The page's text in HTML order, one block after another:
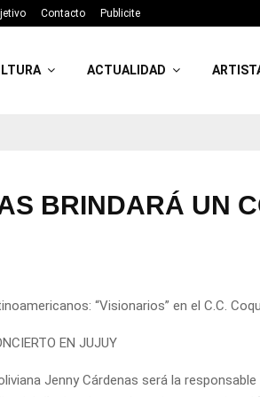
Contacto Publicite
ACTUALIDAD
BRINDARÁ UN
“Visionarios” en el C.C.
EN JUJUY
Jenny Cárdenas será la